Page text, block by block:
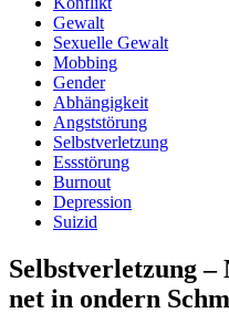
Gewalt
Sexuelle Gewalt
Mobbing
Gender
Abhängigkeit
Angststörung
Selbstverletzung
Essstörung
Burnout
Depression
Suizid
Selbstverletzung
net in ondern